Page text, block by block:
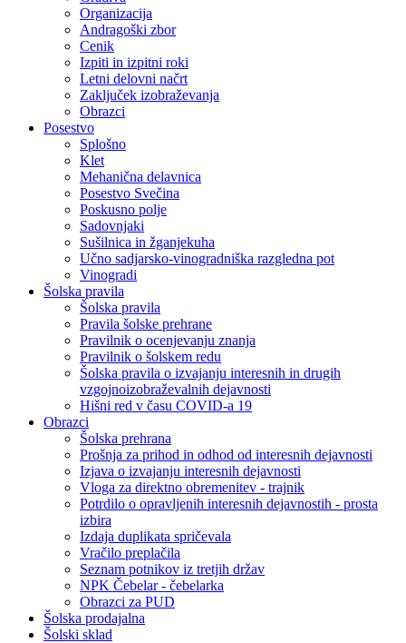
Organizacija
Andragoški zbor
Cenik
Izpiti in izpitni roki
Letni delovni načrt
Zaključek izobraževanja
Obrazci
Posestvo
Splošno
Klet
Mehanična delavnica
Posestvo Svečina
Poskusno polje
Sadovnjaki
Sušilnica in žganjekuha
Učno sadjarsko-vinogradniška razgledna pot
Vinogradi
Šolska pravila
Šolska pravila
Pravila šolske prehrane
Pravilnik o ocenjevanju znanja
Pravilnik o šolskem redu
Šolska pravila o izvajanju interesnih in drugih
vzgojnoizobraževalnih dejavnosti
Hišni red v času COVID-a 19
Obrazci
Šolska prehrana
Prošnja za prihod in odhod od interesnih dejavnosti
Izjava o izvajanju interesnih dejavnosti
Vloga za direktno obremenitev - trajnik
Potrdilo o opravljenih interesnih dejavnostih - prosta
izbira
Izdaja duplikata spričevala
Vračilo preplačila
Seznam potnikov iz tretjih držav
NPK Čebelar - čebelarka
Obrazci za PUD
Šolska prodajalna
Šolski sklad